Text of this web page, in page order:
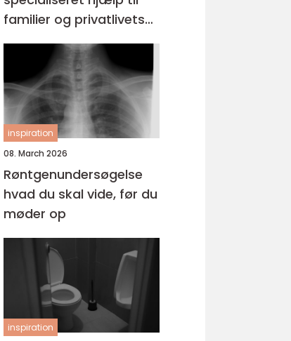
familier og privatlivets
jura
inspiration
08. March 2026
Røntgenundersøgelse
hvad du skal vide, før du
møder op
inspiration